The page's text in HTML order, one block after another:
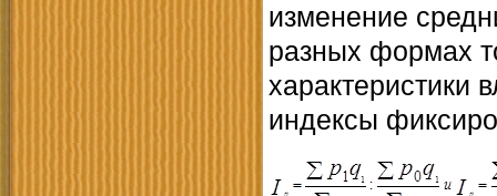
изменение
разных формах
характеристики
индексы